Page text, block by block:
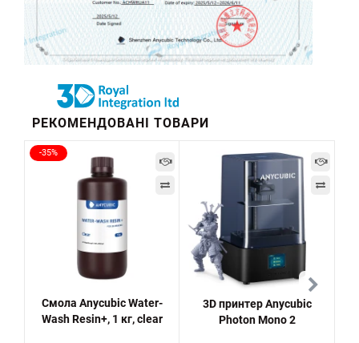
РЕКОМЕНДОВАНІ ТОВАРИ
-35%
Смола Anycubic Water-
Wash Resin+, 1 кг, clear
3D принтер Anycubic
Photon Mono 2